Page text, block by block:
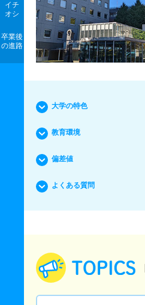
イチ
オシ
卒業後
の進路
大学の特色
教育環境
偏差値
よくある質問